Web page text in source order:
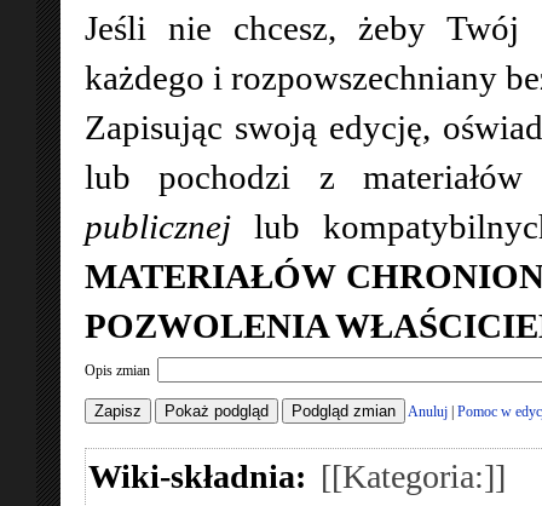
Jeśli nie chcesz, żeby Twój
każdego i rozpowszechniany
Zapisując swoją edycję,
lub pochodzi z
publicznej lub
MATERIAŁÓW
POZWOLENIA
Opis zmian
Anuluj Pomoc w
Wiki-składnia: [[Kategoria:]]